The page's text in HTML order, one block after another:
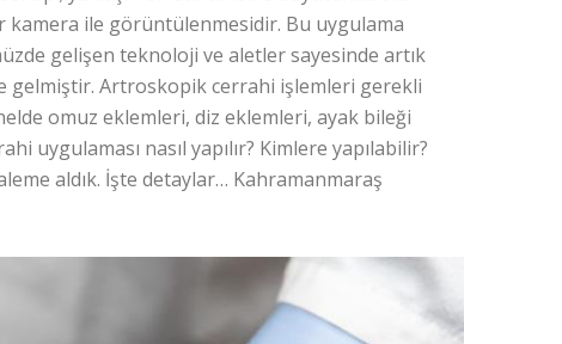
kamera ile görüntülenmesidir. Bu uygulama
gelişen teknoloji ve aletler sayesinde artık
gelmiştir. Artroskopik cerrahi işlemleri gerekli
omuz eklemleri, diz eklemleri, ayak bileği
uygulaması nasıl yapılır? Kimlere yapılabilir?
aldık. İşte detaylar… Kahramanmaraş